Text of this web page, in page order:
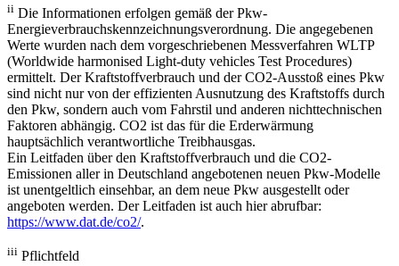
ii Die Informationen erfolgen gemäß der Pkw-
Energieverbrauchskennzeichnungsverordnung. Die angegebenen
Werte wurden nach dem vorgeschriebenen Messverfahren WLTP
(Worldwide harmonised Light-duty vehicles Test Procedures)
ermittelt. Der Kraftstoffverbrauch und der CO2-Ausstoß eines Pkw
sind nicht nur von der effizienten Ausnutzung des Kraftstoffs durch
den Pkw, sondern auch vom Fahrstil und anderen nichttechnischen
Faktoren abhängig. CO2 ist das für die Erderwärmung
hauptsächlich verantwortliche Treibhausgas.
Ein Leitfaden über den Kraftstoffverbrauch und die CO2-
Emissionen aller in Deutschland angebotenen neuen Pkw-Modelle
ist unentgeltlich einsehbar, an dem neue Pkw ausgestellt oder
angeboten werden. Der Leitfaden ist auch hier abrufbar:
https://www.dat.de/co2/.
iii Pflichtfeld